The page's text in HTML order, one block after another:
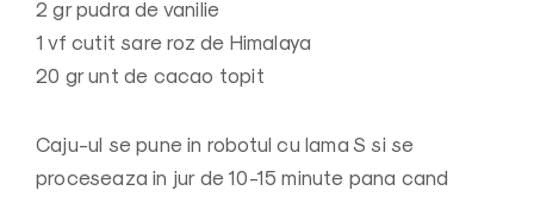
2 gr pudra de vanilie
1 vf cutit sare roz de Himalaya
20 gr unt de cacao topit
Caju-ul se pune in robotul cu lama S si se
proceseaza in jur de 10-15 minute pana cand